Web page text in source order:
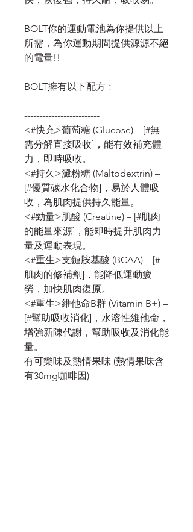
BOLT你的運動電池為你提供以上
所需，為你運動期間提供源源不絕
的電量!!
BOLT擁有以下配方﹕
------------------------------------------------
-------------------------
<#快充>葡萄糖 (Glucose) – [#無
需分解直接吸收]，能有效補充體
力，即時吸收。
<#持久>澱粉糖 (Maltodextrin) –
[#優質碳水化合物]，易於人體吸
收，為肌肉提供持久能量。
<#勁量>肌酸 (Creatine) – [#肌肉
的能量來源]，能即時提升肌肉力
量及運動表現。
<#重生>支鏈胺基酸 (BCAA) – [#
肌肉的修補劑]，能降低運動疲
勞，加快肌肉復原。
<#重生>維他命B群 (Vitamin B+) –
[#幫助吸收消化]，水溶性維他命，
增強新陳代謝，幫助吸收及消化能
量。
有可樂味及熱情果味 (熱情果味含
有30mg咖啡因)